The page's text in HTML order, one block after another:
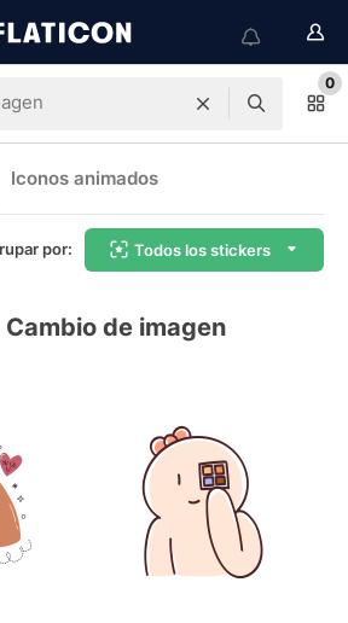
0
Iconos animados
por: Todos los stickers
de imagen